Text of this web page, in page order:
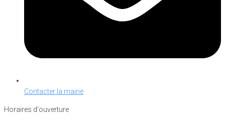
Contacter la mairie
Horaires d'ouverture